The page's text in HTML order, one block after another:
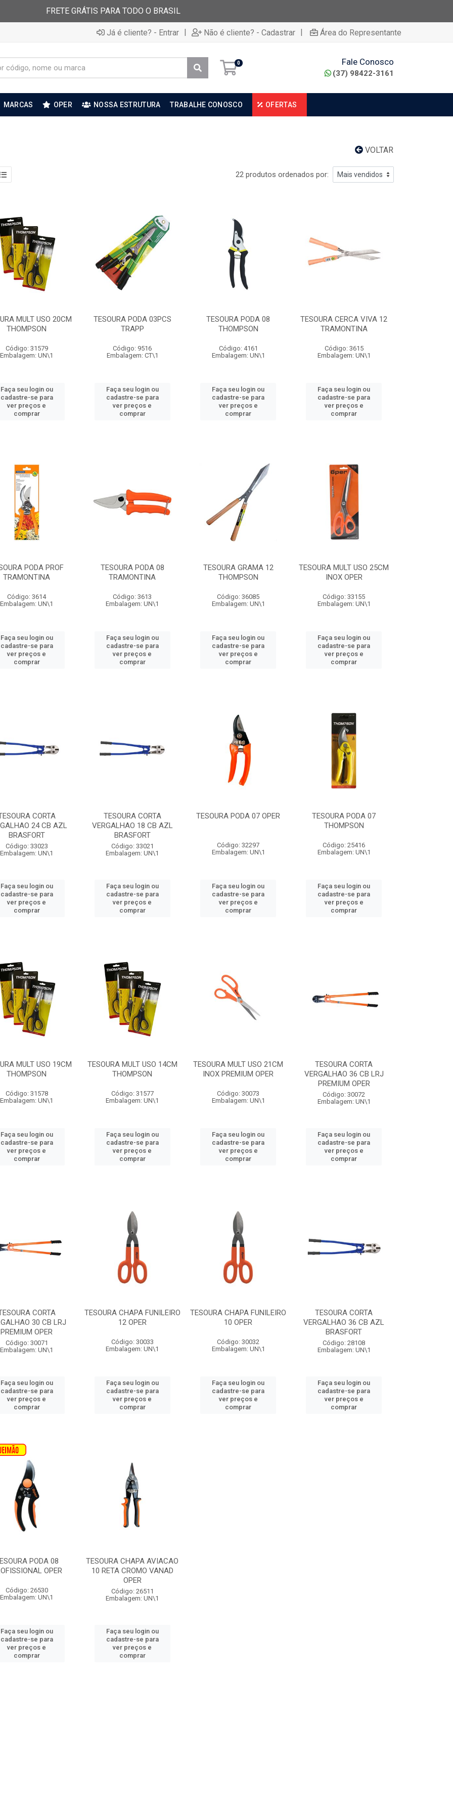
FRETE GRÁTIS PARA TODO O BRASIL
Já é cliente? - Entrar | Não é cliente? - Cadastrar | Área do Representante
0 Fale Conosco
(37) 98422-3161
MARCAS OPER NOSSA ESTRUTURA TRABALHE CONOSCO OFERTAS
VOLTAR
22 produtos ordenados por:
MULT USO 20CM
THOMPSON
Código: 31579
Embalagem: UN\1
Faça seu login ou
cadastre-se para
ver preços e
comprar
TESOURA PODA 03PCS
TRAPP
Código: 9516
Embalagem: CT\1
Faça seu login ou
cadastre-se para
ver preços e
comprar
TESOURA PODA 08
THOMPSON
Código: 4161
Embalagem: UN\1
Faça seu login ou
cadastre-se para
ver preços e
comprar
TESOURA CERCA VIVA 12
TRAMONTINA
Código: 3615
Embalagem: UN\1
Faça seu login ou
cadastre-se para
ver preços e
comprar
PODA PROF
TRAMONTINA
Código: 3614
Embalagem: UN\1
Faça seu login ou
cadastre-se para
ver preços e
comprar
TESOURA PODA 08
TRAMONTINA
Código: 3613
Embalagem: UN\1
Faça seu login ou
cadastre-se para
ver preços e
comprar
TESOURA GRAMA 12
THOMPSON
Código: 36085
Embalagem: UN\1
Faça seu login ou
cadastre-se para
ver preços e
comprar
TESOURA MULT USO 25CM
INOX OPER
Código: 33155
Embalagem: UN\1
Faça seu login ou
cadastre-se para
ver preços e
comprar
CORTA
24 CB AZL
BRASFORT
Código: 33023
Embalagem: UN\1
Faça seu login ou
cadastre-se para
ver preços e
comprar
TESOURA CORTA
VERGALHAO 18 CB AZL
BRASFORT
Código: 33021
Embalagem: UN\1
Faça seu login ou
cadastre-se para
ver preços e
comprar
TESOURA PODA 07 OPER
Código: 32297
Embalagem: UN\1
Faça seu login ou
cadastre-se para
ver preços e
comprar
TESOURA PODA 07
THOMPSON
Código: 25416
Embalagem: UN\1
Faça seu login ou
cadastre-se para
ver preços e
comprar
MULT USO 19CM
THOMPSON
Código: 31578
Embalagem: UN\1
Faça seu login ou
cadastre-se para
ver preços e
comprar
TESOURA MULT USO 14CM
THOMPSON
Código: 31577
Embalagem: UN\1
Faça seu login ou
cadastre-se para
ver preços e
comprar
TESOURA MULT USO 21CM
INOX PREMIUM OPER
Código: 30073
Embalagem: UN\1
Faça seu login ou
cadastre-se para
ver preços e
comprar
TESOURA CORTA
VERGALHAO 36 CB LRJ
PREMIUM OPER
Código: 30072
Embalagem: UN\1
Faça seu login ou
cadastre-se para
ver preços e
comprar
CORTA
30 CB LRJ
PREMIUM OPER
Código: 30071
Embalagem: UN\1
Faça seu login ou
cadastre-se para
ver preços e
comprar
TESOURA CHAPA FUNILEIRO
12 OPER
Código: 30033
Embalagem: UN\1
Faça seu login ou
cadastre-se para
ver preços e
comprar
TESOURA CHAPA FUNILEIRO
10 OPER
Código: 30032
Embalagem: UN\1
Faça seu login ou
cadastre-se para
ver preços e
comprar
TESOURA CORTA
VERGALHAO 36 CB AZL
BRASFORT
Código: 28108
Embalagem: UN\1
Faça seu login ou
cadastre-se para
ver preços e
comprar
PODA 08
OPER
Código: 26530
Embalagem: UN\1
Faça seu login ou
cadastre-se para
ver preços e
comprar
TESOURA CHAPA AVIACAO
10 RETA CROMO VANAD
OPER
Código: 26511
Embalagem: UN\1
Faça seu login ou
cadastre-se para
ver preços e
comprar